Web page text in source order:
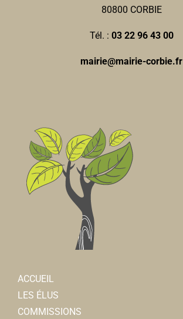
80800 CORBIE
Tél. : 03 22 96 43 00
mairie@mairie-corbie.fr
ACCUEIL
LES ÉLUS
COMMISSIONS